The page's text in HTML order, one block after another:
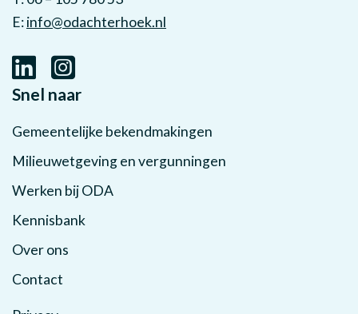
E:info@odachterhoek.nl
Snel naar
Gemeentelijke bekendmakingen
Milieuwetgeving en vergunningen
Werken bij ODA
Kennisbank
Over ons
Contact